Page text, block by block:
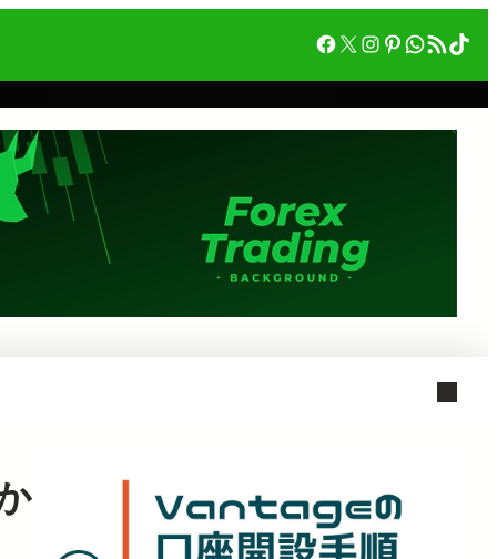
Facebook
X Instagram
Pinterest
RSS フィード